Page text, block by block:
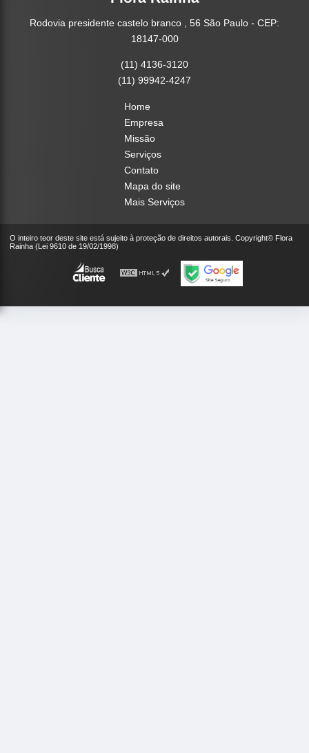
Rodovia presidente castelo branco , 56 São Paulo - CEP:
18147-000
(11) 4136-3120
(11) 99942-4247
Home
Empresa
Missão
Serviços
Contato
Mapa do site
Mais Serviços
O inteiro teor deste site está sujeito à proteção de direitos autorais. Copyright© Flora
Rainha (Lei 9610 de 19/02/1998)